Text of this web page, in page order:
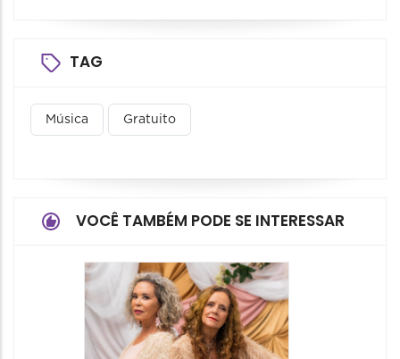
TAG
Música Gratuito
VOCÊ TAMBÉM PODE SE INTERESSAR